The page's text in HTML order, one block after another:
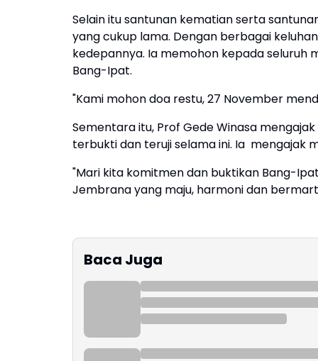
Selain itu santunan kematian serta
yang cukup lama. Dengan berbagai
kedepannya. Ia memohon kepada
Bang-Ipat.
"Kami mohon doa restu, 27 November
Sementara itu, Prof Gede Winasa
terbukti dan teruji selama ini. Ia mengajak
"Mari kita komitmen dan buktikan Bang-
Jembrana yang maju, harmoni dan
Baca Juga